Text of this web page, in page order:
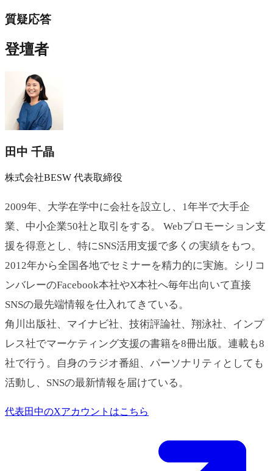
質疑応答
登壇者
田中 千晶
株式会社BESW 代表取締役
2009年、大学在学中に会社を設立し、1年半で大手企
業、中小企業50社と取引をする。 Webプロモーション支
援を得意とし、特にSNS活用支援で多くの実績をもつ。
2012年から全国各地でセミナーを精力的に実施。シリコ
ンバレーのFacebook本社やX本社へ毎年出向いて直接
SNSの最先端情報を仕入れてきている。
角川出版社、マイナビ社、技術評論社、翔泳社、インプ
レス社でマーケティング支援の書籍を8冊出版。連載も8
社で行う。自身のラジオ番組、パーソナリティとしても
活動し、SNSの最新情報を届けている。
代表田中のXアカウントはこちら